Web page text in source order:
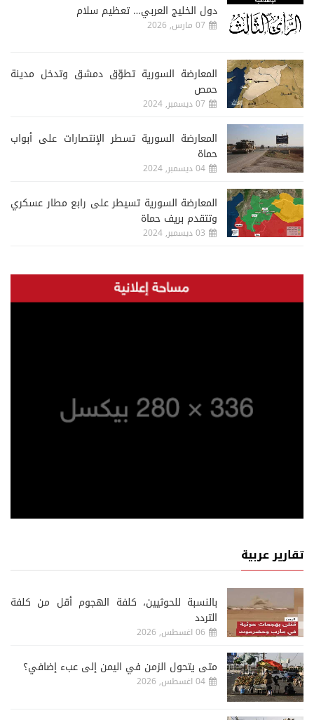
دول الخليج العربي… تعظيم سلام
07 مارس, 2026
المعارضة السورية تطوّق دمشق وتدخل مدينة
حمص
07 ديسمبر, 2024
المعارضة السورية تسطر الإنتصارات على أبواب
حماة
04 ديسمبر, 2024
المعارضة السورية تسيطر على رابع مطار عسكري
وتتقدم بريف حماة
03 ديسمبر, 2024
تقارير عربية
‏بالنسبة للحوثيين، كلفة الهجوم أقل من كلفة
التردد
06 اغسطس, 2026
متى يتحول الزمن في اليمن إلى عبء إضافي؟
04 اغسطس, 2026